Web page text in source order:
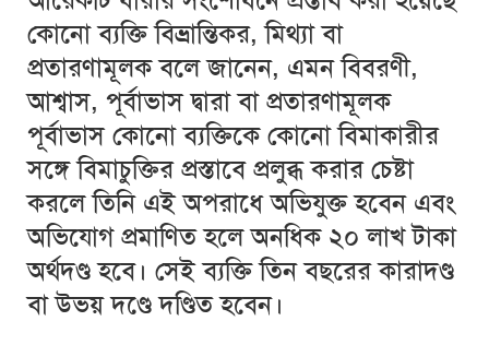
কোনো ব্যক্তি বিভ্রান্তিকর, মিথ্যা বা
প্রতারণামূলক বলে জানেন, এমন বিবরণী,
আশ্বাস, পূর্বাভাস দ্বারা বা প্রতারণামূলক
পূর্বাভাস কোনো ব্যক্তিকে কোনো বিমাকারীর
সঙ্গে বিমাচুক্তির প্রস্তাবে প্রলুব্ধ করার চেষ্টা
করলে তিনি এই অপরাধে অভিযুক্ত হবেন এবং
অভিযোগ প্রমাণিত হলে অনধিক ২০ লাখ টাকা
অর্থদণ্ড হবে। সেই ব্যক্তি তিন বছরের কারাদণ্ড
বা উভয় দণ্ডে দণ্ডিত হবেন।